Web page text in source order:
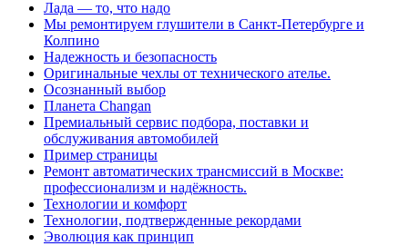
Лада — то, что надо
Мы ремонтируем глушители в Санкт-Петербурге и
Колпино
Надежность и безопасность
Оригинальные чехлы от технического ателье.
Осознанный выбор
Планета Changan
Премиальный сервис подбора, поставки и
обслуживания автомобилей
Пример страницы
Ремонт автоматических трансмиссий в Москве:
профессионализм и надёжность.
Технологии и комфорт
Технологии, подтвержденные рекордами
Эволюция как принцип